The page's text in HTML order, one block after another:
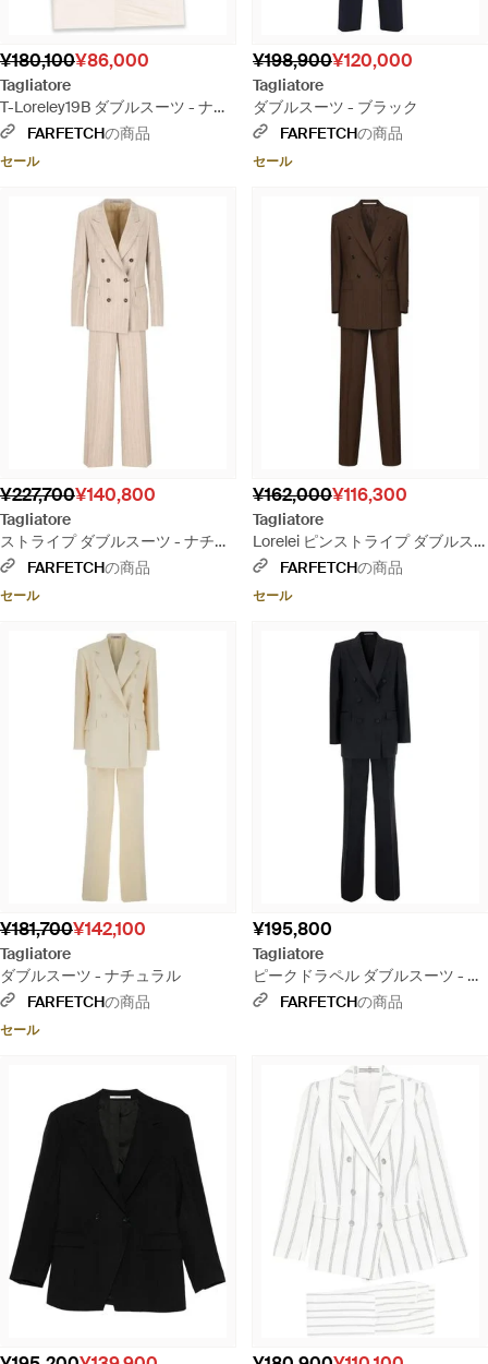
¥180,100¥86,000
Tagliatore
T-Loreley19B ダブルスーツ - ナチ
ュラルFARFETCHの商品
セール
¥198,900¥120,000
Tagliatore
ダブルスーツ - ブラック
FARFETCHの商品
セール
¥227,700¥140,800
Tagliatore
ストライプ ダブルスーツ - ナチュ
ラルFARFETCHの商品
セール
¥162,000¥116,300
Tagliatore
Lorelei ピンストライプ ダブルス
ーツ - ブラウン
FARFETCHの商品
セール
¥181,700¥142,100
Tagliatore
ダブルスーツ - ナチュラル
FARFETCHの商品
セール
¥195,800
Tagliatore
ピークドラペル ダブルスーツ - ブ
ラックFARFETCHの商品